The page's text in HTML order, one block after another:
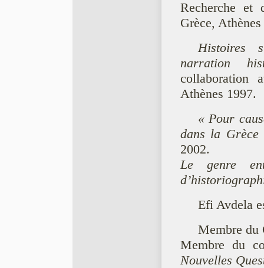
Recherche et
Grèce,
Histoires
narration
collaboration
Athènes 1997.
« Pour
dans la Grèce
2002.
Le genre
Efi Avdela
Membre
Membre du
Nouvelles